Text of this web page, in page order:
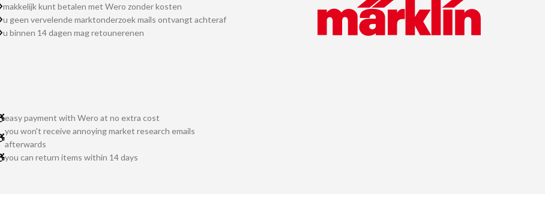
makkelijk kunt betalen met Wero zonder kosten
u geen vervelende marktonderzoek mails ontvangt achteraf
u binnen 14 dagen mag retounerenen
easy payment with Wero at no extra cost
you won't receive annoying market research emails
afterwards
you can return items within 14 days